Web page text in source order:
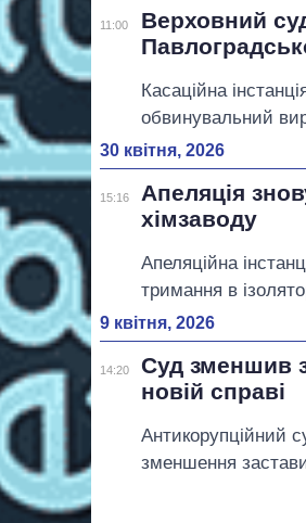
11:00
Верховний
Касаційна
обвинувальний
30 квітня, 2026
15:16
Апеляція
хімзаводу
Апеляційна
тримання в
9 квітня, 2026
14:20
Суд зменшив
новій справі
Антикорупційний
зменшення